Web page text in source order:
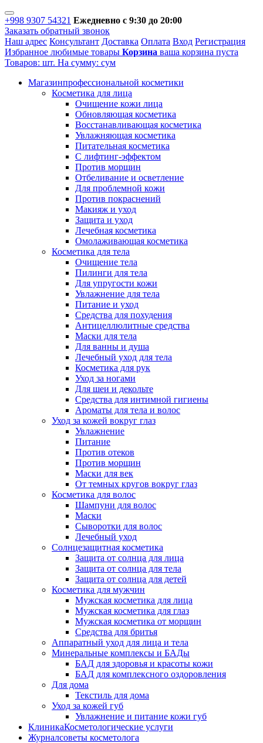
+998 9307 54321 Ежедневно с 9:30 до 20:00
Заказать обратный звонок
Наш адрес Консультант Доставка Оплата Вход Регистрация
Избранное любимые товары Корзина ваша корзина пуста
Товаров: шт. На сумму: сум
Магазинпрофессиональной косметики
Косметика для лица
Очищение кожи лица
Обновляющая косметика
Восстанавливающая косметика
Увлажняющая косметика
Питательная косметика
С лифтинг-эффектом
Против морщин
Отбеливание и осветление
Для проблемной кожи
Против покраснений
Макияж и уход
Защита и уход
Лечебная косметика
Омолаживающая косметика
Косметика для тела
Очищение тела
Пилинги для тела
Для упругости кожи
Увлажнение для тела
Питание и уход
Средства для похудения
Антицеллюлитные средства
Маски для тела
Для ванны и душа
Лечебный уход для тела
Косметика для рук
Уход за ногами
Для шеи и декольте
Средства для интимной гигиены
Ароматы для тела и волос
Уход за кожей вокруг глаз
Увлажнение
Питание
Против отеков
Против морщин
Маски для век
От темных кругов вокруг глаз
Косметика для волос
Шампуни для волос
Маски
Сыворотки для волос
Лечебный уход
Солнцезащитная косметика
Защита от солнца для лица
Защита от солнца для тела
Защита от солнца для детей
Косметика для мужчин
Мужская косметика для лица
Мужская косметика для глаз
Мужская косметика от морщин
Средства для бритья
Аппаратный уход для лица и тела
Минеральные комплексы и БАДы
БАД для здоровья и красоты кожи
БАД для комплексного оздоровления
Для дома
Текстиль для дома
Уход за кожей губ
Увлажнение и питание кожи губ
КлиникаКосметологические услуги
Журналсоветы косметолога